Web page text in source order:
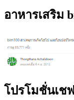
อาหารเสริม
โปรโมชั่นเช